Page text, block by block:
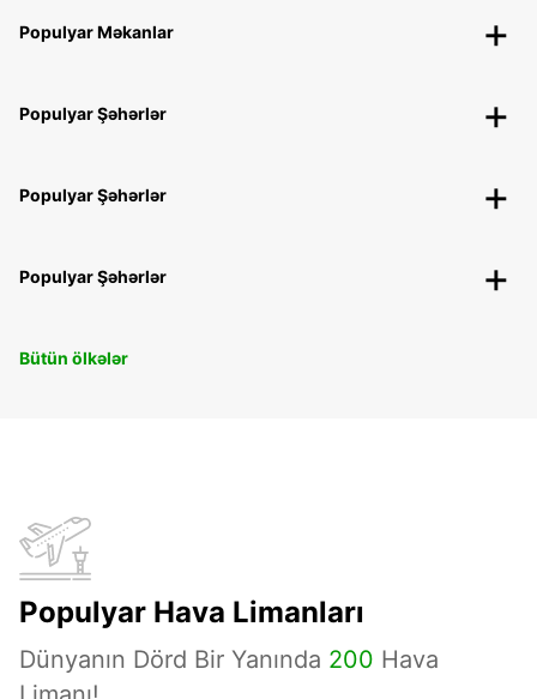
Populyar Məkanlar
Populyar Şəhərlər
Populyar Şəhərlər
Populyar Şəhərlər
Bütün ölkələr
Populyar Hava Limanları
Dünyanın Dörd Bir Yanında 200 Hava